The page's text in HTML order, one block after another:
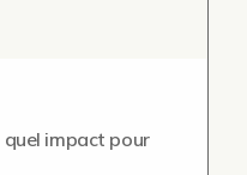
impact pour